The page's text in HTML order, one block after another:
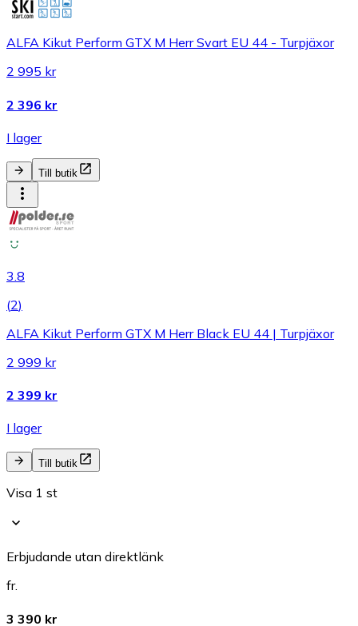
ALFA Kikut Perform GTX M Herr Svart EU 44 - Turpjäxor
2 995 kr
2 396 kr
I lager
Till butik
3.8
(2)
ALFA Kikut Perform GTX M Herr Black EU 44 | Turpjäxor
2 999 kr
2 399 kr
I lager
Till butik
Visa 1 st
Erbjudande utan direktlänk
fr.
3 390 kr